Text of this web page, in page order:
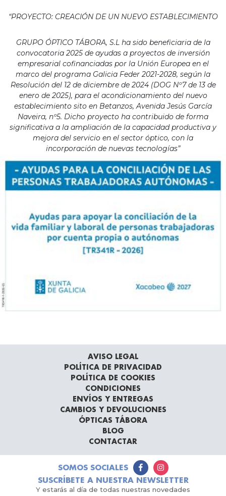
“PROYECTO: CREACIÓN DE UN NUEVO ESTABLECIMIENTO
GRUPO ÓPTICO TÁBORA, S.L ha sido beneficiaria de la
convocatoria 2025 de ayudas a proyectos de inversión
empresarial cofinanciadas por la Unión Europea en el
marco del programa Galicia Feder 2021-2028, según la
Resolución del 12 de diciembre de 2024 (DOG Nº7 de 13 de
enero de 2025), para el acondicionamiento del nuevo
establecimiento sito en Betanzos, Avenida Jesús García
Naveira, nº5. Dicho proyecto ha contribuido de forma
significativa a la ampliación de la capacidad productiva y
mejora del servicio en el sector óptico, con la
incorporación de nuevas tecnologías”
AVISO LEGAL
POLÍTICA DE PRIVACIDAD
POLÍTICA DE COOKIES
CONDICIONES
ENVÍOS Y ENTREGAS
CAMBIOS Y DEVOLUCIONES
ÓPTICAS TÁBORA
BLOG
CONTACTAR
SOMOS SOCIALES
SUSCRÍBETE A NUESTRA NEWSLETTER
Y estarás al día de todas nuestras novedades